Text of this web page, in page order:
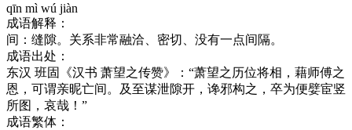
qīn mì wú jiàn
成语解释：
间：缝隙。关系非常融洽、密切、没有一点间隔。
成语出处：
东汉 班固《汉书 萧望之传赞》：“萧望之历位将相，藉师傅之
恩，可谓亲昵亡间。及至谋泄隙开，谗邪构之，卒为便嬖宦竖
所图，哀哉！”
成语繁体：